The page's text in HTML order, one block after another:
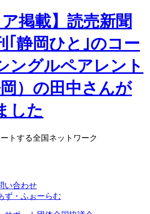
トする全国ネットワーク
い合わせ
ず・ふぉーらむ